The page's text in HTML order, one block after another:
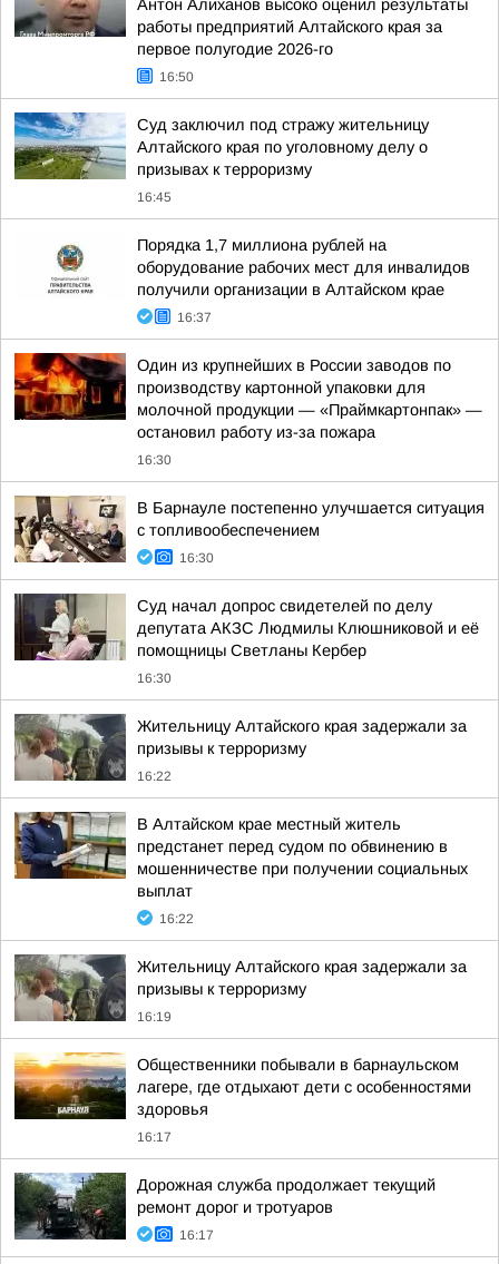
Антон Алиханов высоко оценил результаты
работы предприятий Алтайского края за
первое полугодие 2026-го
16:50
Суд заключил под стражу жительницу
Алтайского края по уголовному делу о
призывах к терроризму
16:45
Порядка 1,7 миллиона рублей на
оборудование рабочих мест для инвалидов
получили организации в Алтайском крае
16:37
Один из крупнейших в России заводов по
производству картонной упаковки для
молочной продукции — «Праймкартонпак» —
остановил работу из-за пожара
16:30
В Барнауле постепенно улучшается ситуация
с топливообеспечением
16:30
Суд начал допрос свидетелей по делу
депутата АКЗС Людмилы Клюшниковой и её
помощницы Светланы Кербер
16:30
Жительницу Алтайского края задержали за
призывы к терроризму
16:22
В Алтайском крае местный житель
предстанет перед судом по обвинению в
мошенничестве при получении социальных
выплат
16:22
Жительницу Алтайского края задержали за
призывы к терроризму
16:19
Общественники побывали в барнаульском
лагере, где отдыхают дети с особенностями
здоровья
16:17
Дорожная служба продолжает текущий
ремонт дорог и тротуаров
16:17